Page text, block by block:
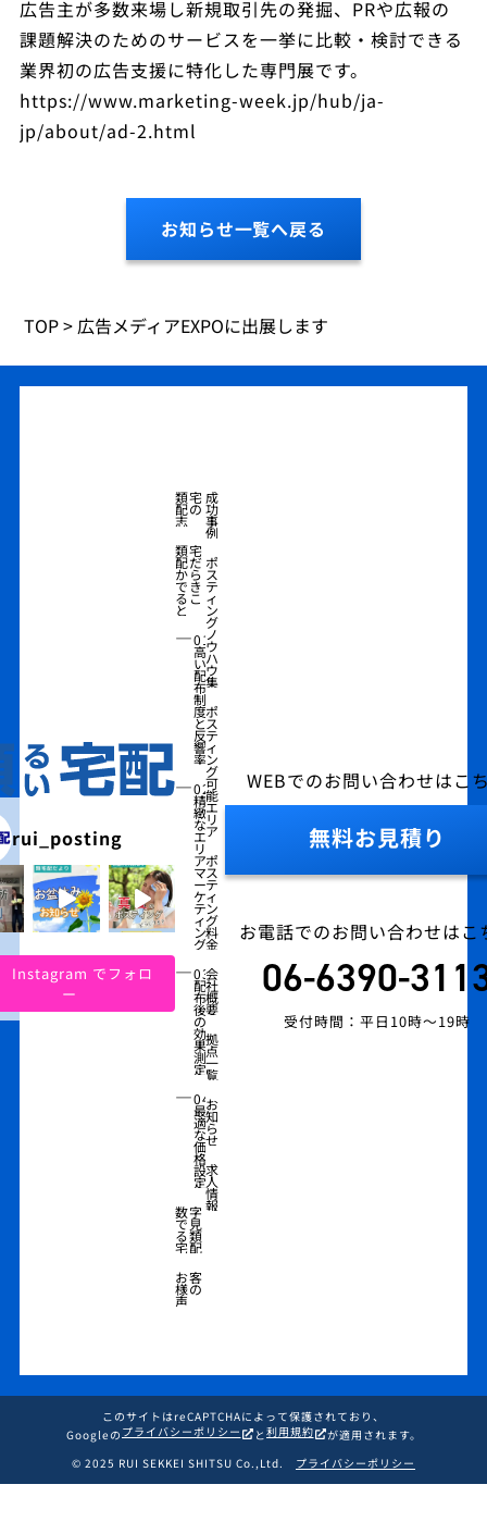
広告主が多数来場し新規取引先の発掘、PRや広報の
課題解決のためのサービスを一挙に比較・検討できる
業界初の広告支援に特化した専門展です。
https://www.marketing-week.jp/hub/ja-
jp/about/ad-2.html
お知らせ一覧へ戻る
TOP> 広告メディアEXPOに出展します
rui_posting
Instagram でフォロ
ー
類宅
配の
志
類宅
配だ
から
でき
るこ
と
―01
高
い
配
布
制
度
と
反
響
率
―02
精
緻
な
エ
リ
ア
マ
ー
ケ
テ
ィ
ン
グ
―03
配
布
後
の
効
果
測
定
―04
最
適
な
価
格
設
定
数字
で見
る類
宅配
お客
様の
声
成
功
事
例
ポ
ス
テ
ィ
ン
グ
ノ
ウ
ハ
ウ
集
ポ
ス
テ
ィ
ン
グ
可
能
エ
リ
ア
ポ
ス
テ
ィ
ン
グ
料
金
会
社
概
要
拠
点
一
覧
お
知
ら
せ
求
人
情
報
WEBでのお問い合わせはこ
無料お見積り
お電話でのお問い合わせはこ
06-6390-
受付時間：平日10時～19時
このサイトはreCAPTCHAによって保護されており、
Googleの プライバシーポリシー と 利用規約
が適用されます。
© 2025 RUI SEKKEI SHITSU Co.,Ltd. プライバシーポリシー